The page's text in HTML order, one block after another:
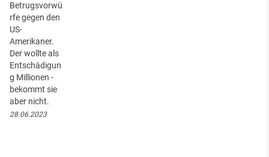
Betrugsvorwü
rfe gegen den
US-
Amerikaner.
Der wollte als
Entschädigun
g Millionen -
bekommt sie
aber nicht.
28.06.2023